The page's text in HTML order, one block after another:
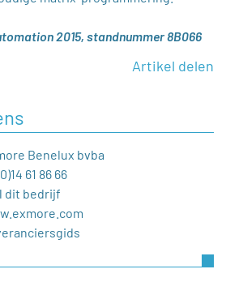
2015, standnummer 8B066
Artikel delen
Benelux bvba
61 86 66
dit bedrijf